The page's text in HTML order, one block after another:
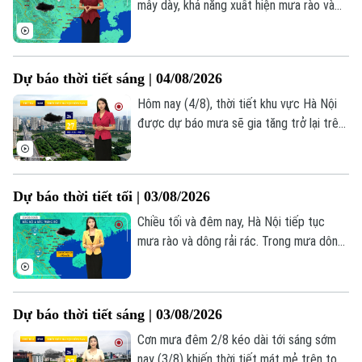
Âm nhạc
mây dày, khả năng xuất hiện mưa rào và
các hiện tượng thời tiết cực đoan; nhiệt
độ phổ biến 27–29°C, độ ẩm cao từ 88–
95%.
Dự báo thời tiết sáng | 04/08/2026
Hôm nay (4/8), thời tiết khu vực Hà Nội
được dự báo mưa sẽ gia tăng trở lại trên
độ ẩm trên 90%.
Dự báo thời tiết tối | 03/08/2026
Chiều tối và đêm nay, Hà Nội tiếp tục
mưa rào và dông rải rác. Trong mưa dông
Dự báo thời tiết sáng | 03/08/2026
Cơn mưa đêm 2/8 kéo dài tới sáng sớm
nay (3/8) khiến thời tiết mát mẻ trên toàn